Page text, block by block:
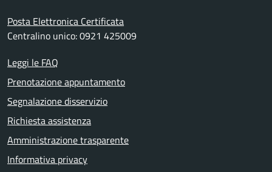
Posta Elettronica Certificata
Centralino unico: 0921 425009
Leggi le FAQ
Prenotazione appuntamento
Segnalazione disservizio
Richiesta assistenza
Amministrazione trasparente
Informativa privacy